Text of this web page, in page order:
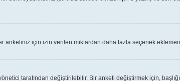
anketiniz için izin verilen miktardan daha fazla seçenek
tarafından değiştirilebilir. Bir anketi değiştirmek için,